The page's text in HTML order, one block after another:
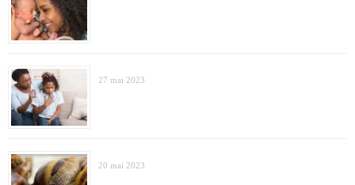
27 mai 2023
20 mai 2023